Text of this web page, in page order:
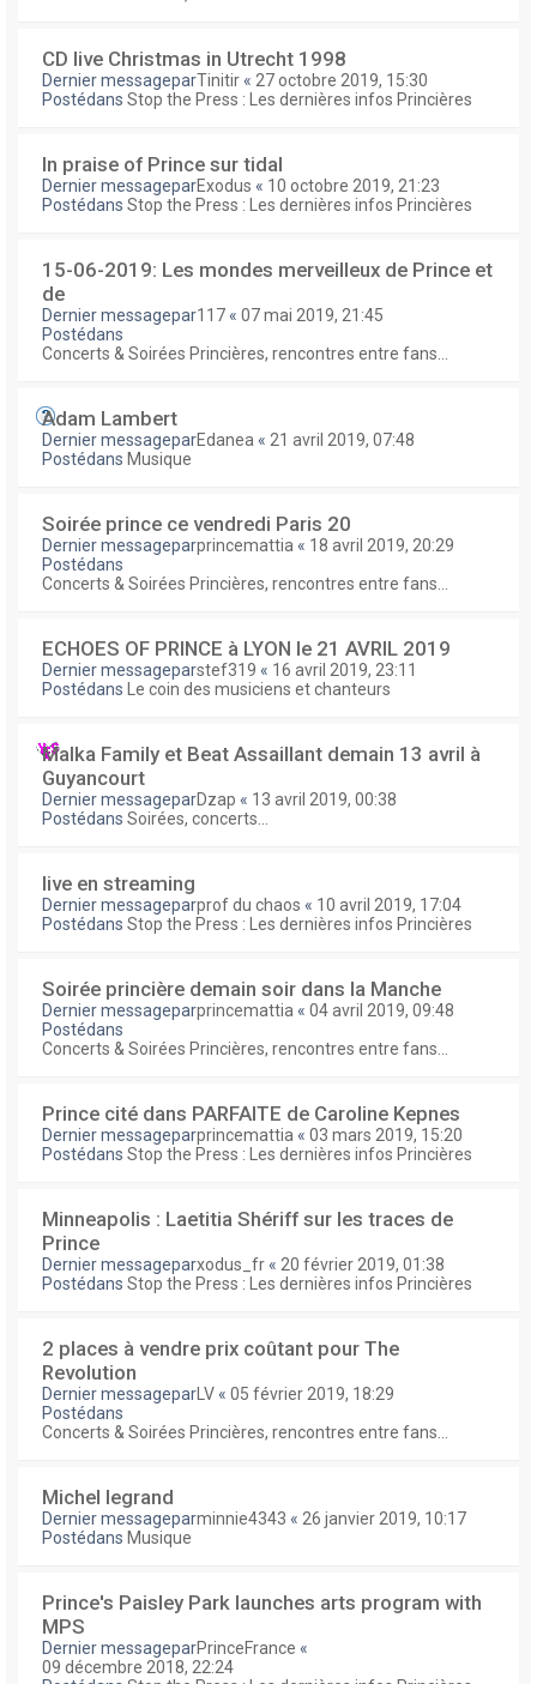
CD live Christmas in Utrecht 1998
Dernier messageparTinitir « 27 octobre 2019, 15:30
Postédans Stop the Press : Les dernières infos Princières
In praise of Prince sur tidal
Dernier messageparExodus « 10 octobre 2019, 21:23
Postédans Stop the Press : Les dernières infos Princières
15-06-2019: Les mondes merveilleux de Prince et
de
Dernier messagepar117 « 07 mai 2019, 21:45
Postédans
Concerts & Soirées Princières, rencontres entre fans...
Adam Lambert
Dernier messageparEdanea « 21 avril 2019, 07:48
Postédans Musique
Soirée prince ce vendredi Paris 20
Dernier messageparprincemattia « 18 avril 2019, 20:29
Postédans
Concerts & Soirées Princières, rencontres entre fans...
ECHOES OF PRINCE à LYON le 21 AVRIL 2019
Dernier messageparstef319 « 16 avril 2019, 23:11
Postédans
Le coin des musiciens et chanteurs
Malka Family et Beat Assaillant demain 13 avril à
Guyancourt
Dernier messageparDzap « 13 avril 2019, 00:38
Postédans Soirées, concerts...
live en streaming
Dernier messageparprof du chaos « 10 avril 2019, 17:04
Postédans Stop the Press : Les dernières infos Princières
Soirée princière demain soir dans la Manche
Dernier messageparprincemattia « 04 avril 2019, 09:48
Postédans
Concerts & Soirées Princières, rencontres entre fans...
Prince cité dans PARFAITE de Caroline Kepnes
Dernier messageparprincemattia « 03 mars 2019, 15:20
Postédans Stop the Press : Les dernières infos Princières
Minneapolis : Laetitia Shériff sur les traces de
Prince
Dernier messageparxodus_fr « 20 février 2019, 01:38
Postédans Stop the Press : Les dernières infos Princières
2 places à vendre prix coûtant pour The
Revolution
Dernier messagepar LV « 05 février 2019, 18:29
Postédans
Concerts & Soirées Princières, rencontres entre fans...
Michel legrand
Dernier messageparminnie4343 « 26 janvier 2019, 10:17
Postédans Musique
Prince's Paisley Park launches arts program with
MPS
Dernier messageparPrinceFrance «
09 décembre 2018, 22:24